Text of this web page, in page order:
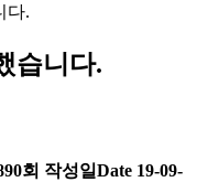
다.
습니다.
회 작성일Date 19-09-